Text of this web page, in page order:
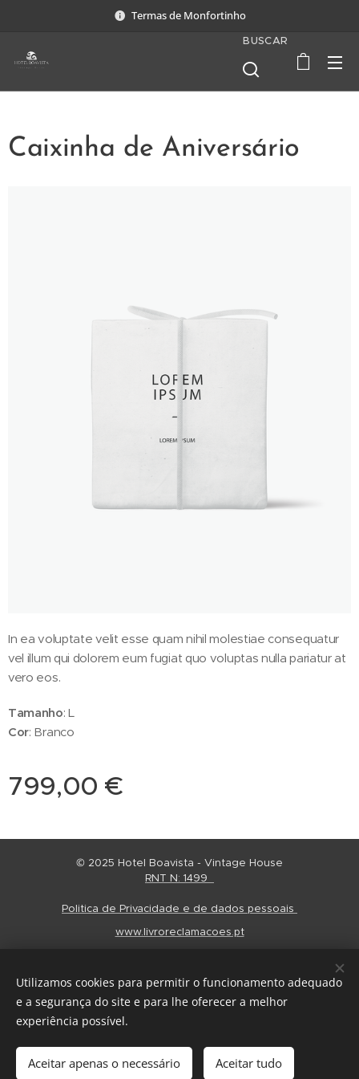
Termas de Monfortinho
BUSCAR
Caixinha de Aniversário
In ea voluptate velit esse quam nihil molestiae consequatur
vel illum qui dolorem eum fugiat quo voluptas nulla pariatur at
vero eos.
Tamanho: L
Cor: Branco
799,00 €
Adicionar ao carrinho
© 2025 Hotel Boavista - Vintage House
RNT N: 1499
Politica de Privacidade e de dados pessoais
www.livroreclamacoes.pt
Idiomas
Português
English Español
Utilizamos cookies para permitir o funcionamento adequado
e a segurança do site e para lhe oferecer a melhor
experiência possível.
Aceitar apenas o necessário Aceitar tudo